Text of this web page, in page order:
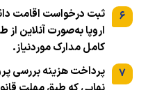
۶
ثبت درخواست اقامت
کامل مدارک موردنیاز.
۷
پرداخت هزینه بررسی